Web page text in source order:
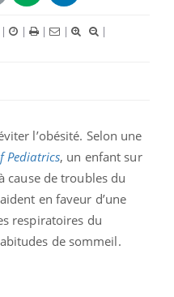
| | | |
|
l’obésité. Selon une
Pediatrics, un enfant sur
cause de troubles du
en faveur d’une
respiratoires du
de sommeil.